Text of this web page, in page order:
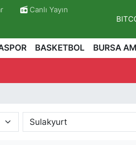
Canlı Yayın
BASKETBOL BURSA